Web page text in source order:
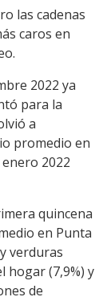
las cadenas
caros en
2022 ya
para la
a
promedio en
2022
quincena
en Punta
verduras
hogar (7,9%) y
de